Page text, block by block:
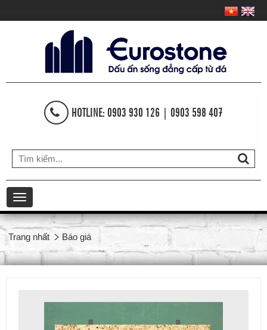
HOTLINE: 0903 930 126 | 0903 598 407
Toggle
navigation
Trang nhất Báo giá